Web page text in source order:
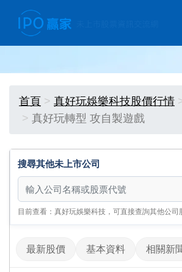
首頁 真好玩娛樂科技股價行情
真好玩轉型 攻自製遊戲
搜尋其他未上市公司
搜尋其他未上市公司
目前查看：真好玩娛樂科技，可直接查詢其他公司
最新股價 基本資料 相關新